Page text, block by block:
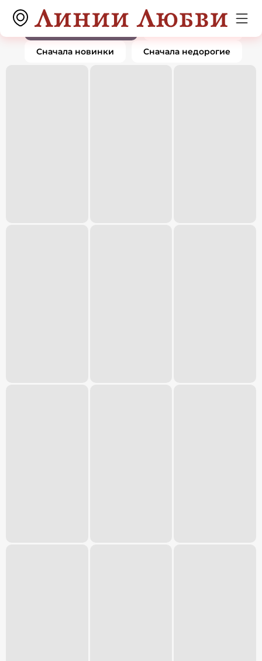
Подвески и кулоны0 товаров
По популярности
Сначала дорогие
Сначала новинки Сначала недорогие